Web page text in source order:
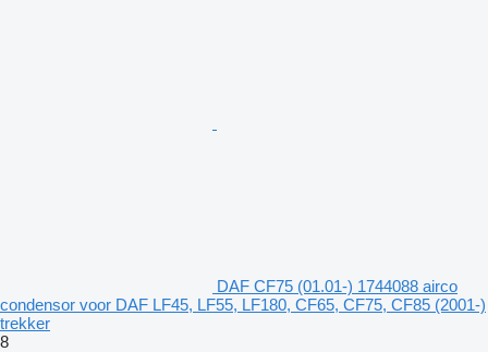
DAF CF75 (01.01-) 1744088 airco
condensor voor DAF LF45, LF55, LF180, CF65, CF75, CF85 (2001-)
trekker
8